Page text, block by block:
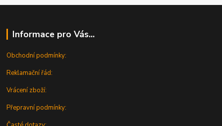
Informace pro Vás...
Obchodní podmínky:
Reklamační řád:
Vrácení zboží:
Přepravní podmínky: